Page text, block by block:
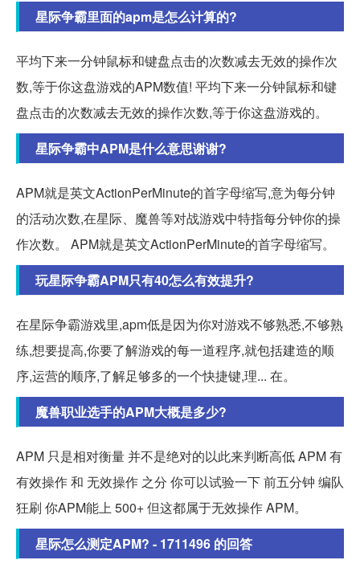
星际争霸里面的apm是怎么计算的?
平均下来一分钟鼠标和键盘点击的次数减去无效的操作次
数,等于你这盘游戏的APM数值! 平均下来一分钟鼠标和键
盘点击的次数减去无效的操作次数,等于你这盘游戏的。
星际争霸中APM是什么意思谢谢?
APM就是英文ActionPerMinute的首字母缩写,意为每分钟
的活动次数,在星际、魔兽等对战游戏中特指每分钟你的操
作次数。 APM就是英文ActionPerMinute的首字母缩写。
玩星际争霸APM只有40怎么有效提升?
在星际争霸游戏里,apm低是因为你对游戏不够熟悉,不够熟
练,想要提高,你要了解游戏的每一道程序,就包括建造的顺
序,运营的顺序,了解足够多的一个快捷键,理... 在。
魔兽职业选手的APM大概是多少?
APM 只是相对衡量 并不是绝对的以此来判断高低 APM 有
有效操作 和 无效操作 之分 你可以试验一下 前五分钟 编队
狂刷 你APM能上 500+ 但这都属于无效操作 APM。
星际怎么测定APM? - 1711496 的回答